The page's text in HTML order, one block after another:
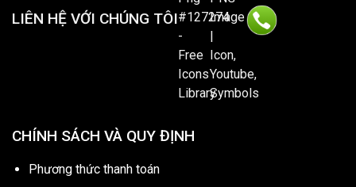
LIÊN HỆ VỚI CHÚNG TÔI
CHÍNH SÁCH VÀ QUY ĐỊNH
Phương thức thanh toán